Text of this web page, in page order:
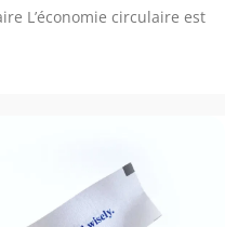
L’économie circulaire est